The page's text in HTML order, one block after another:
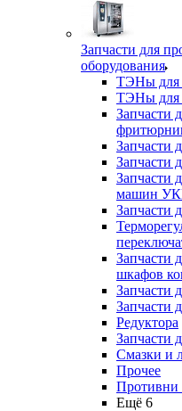
Запчасти для
оборудования
ТЭНы для
ТЭНы для
Запчасти
Запчасти
Запчасти
Запчасти
машин
Запчасти
Запчасти
шкафов
Запчасти
Запчасти
Редуктора
Запчасти
Смазки и
Прочее
Противни
Ещё 6